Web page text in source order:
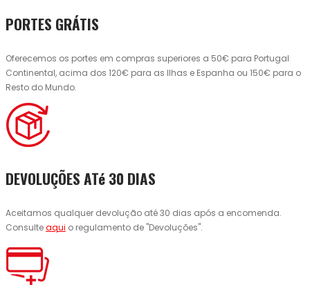
PORTES GRÁTIS
Oferecemos os portes em compras superiores a 50€ para Portugal
Continental, acima dos 120€ para as Ilhas e Espanha ou 150€ para o
Resto do Mundo.
DEVOLUÇÕES ATé 30 DIAS
Aceitamos qualquer devolução até 30 dias após a encomenda.
Consulteaqui o regulamento de "Devoluções".